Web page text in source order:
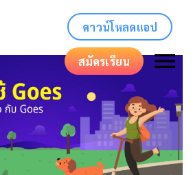
ดาวน์โหลดแอป
สมัครเรียน